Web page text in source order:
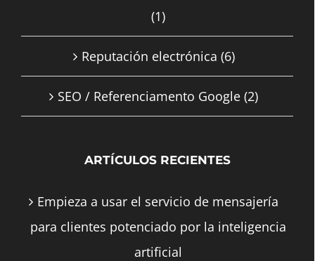
(1)
Reputación electrónica (6)
SEO / Referenciamento Google (2)
ARTÍCULOS RECIENTES
Empieza a usar el servicio de mensajería
para clientes potenciado por la inteligencia
artificial